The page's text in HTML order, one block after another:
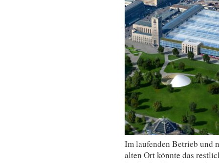
Im laufenden Betrieb und
alten Ort könnte das